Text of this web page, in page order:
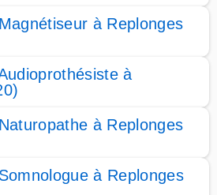
à Replonges
à
à Replonges
à Replonges